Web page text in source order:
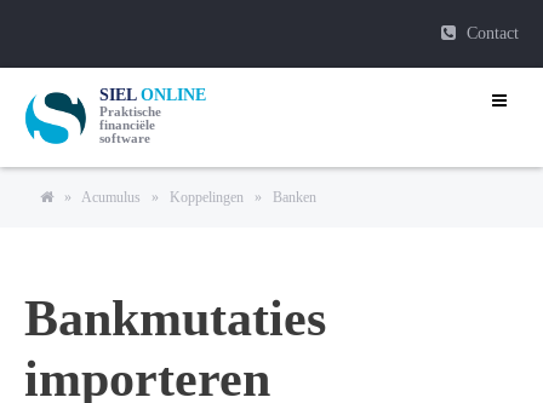
Contact
SIEL ONLINE
Praktische
financiële
software
» Acumulus » Koppelingen » Banken
Bankmutaties
importeren